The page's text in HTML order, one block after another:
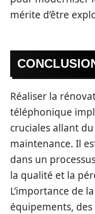
mérite d’être
Réaliser la
téléphonique
cruciales allant
maintenance. Il
dans un
la qualité et la
L’importance de
équipements,